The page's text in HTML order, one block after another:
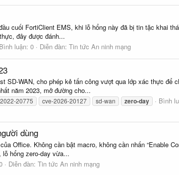
cuối FortiClient EMS, khi lỗ hổng này đã bị tin tặc khai
đây được đánh...
Bình luận: 0 Diễn đàn: Tin tức An ninh mạng
SD-WAN, cho phép kẻ tấn công vượt qua lớp xác thực để
năm 2023, mở đường cho...
20775 cve-2026-20127 sd-wan zero-day Bình
dùng
Office. Không cần bật macro, không cần nhấn “Enable
hổng zero-day vừa...
Diễn đàn: Tin tức An ninh mạng